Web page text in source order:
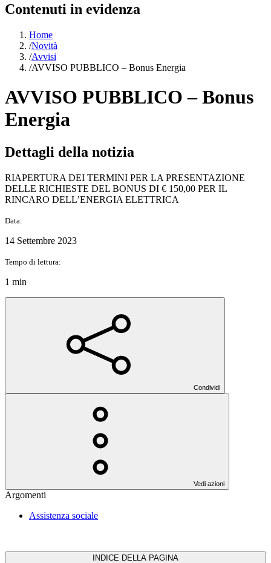
Contenuti in evidenza
Home
/Novità
/Avvisi
/AVVISO PUBBLICO – Bonus Energia
AVVISO PUBBLICO – Bonus
Energia
Dettagli della notizia
RIAPERTURA DEI TERMINI PER LA PRESENTAZIONE
DELLE RICHIESTE DEL BONUS DI € 150,00 PER IL
RINCARO DELL’ENERGIA ELETTRICA
Data:
14 Settembre 2023
Tempo di lettura:
1 min
Condividi
Vedi azioni
Argomenti
Assistenza sociale
INDICE DELLA PAGINA